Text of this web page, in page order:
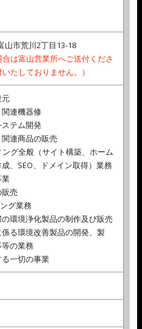
山市荒川2丁目13-18
は富山営業所へご送付くださ
たしておりません。）
元
連機器修
テム開発
連商品の販売
ング全般（サイト構築、ホーム
、SEO、ドメイン取得）業務
業
販売
グ業務
環境浄化製品の制作及び販売
る環境改善製品の開発、製
の業務
一切の事業